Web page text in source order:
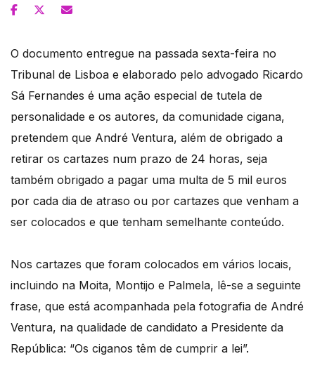
O documento entregue na passada sexta-feira no
Tribunal de Lisboa e elaborado pelo advogado Ricardo
Sá Fernandes é uma ação especial de tutela de
personalidade e os autores, da comunidade cigana,
pretendem que André Ventura, além de obrigado a
retirar os cartazes num prazo de 24 horas, seja
também obrigado a pagar uma multa de 5 mil euros
por cada dia de atraso ou por cartazes que venham a
ser colocados e que tenham semelhante conteúdo.
Nos cartazes que foram colocados em vários locais,
incluindo na Moita, Montijo e Palmela, lê-se a seguinte
frase, que está acompanhada pela fotografia de André
Ventura, na qualidade de candidato a Presidente da
República: “Os ciganos têm de cumprir a lei”.